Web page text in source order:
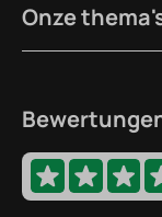
Onze